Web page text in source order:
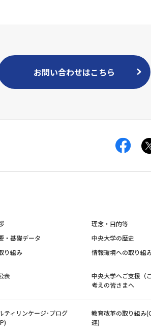
お問い合わせはこちら
理念・目的等
・基礎データ
中央大学の歴史
り組み
情報環境への取り組
表
中央大学へご支援（
考えの皆さまへ
ティリンケージ･プログ
教育改革の取り組み
連)